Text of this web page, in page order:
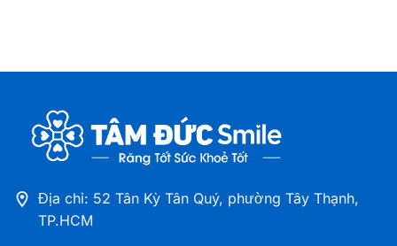
Địa chỉ: 52 Tân Kỳ Tân Quý, phường Tây Thạnh,
TP.HCM